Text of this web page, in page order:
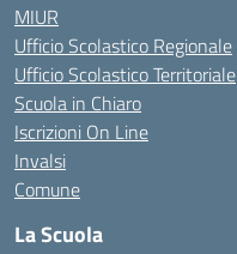
MIUR
Ufficio Scolastico Regionale
Ufficio Scolastico Territoriale
Scuola in Chiaro
Iscrizioni On Line
Invalsi
Comune
La Scuola